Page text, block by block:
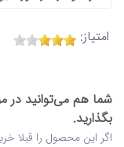
امتیاز:
شما هم می‌توانید در
بگذارید.
اگر این محصول را قبلا